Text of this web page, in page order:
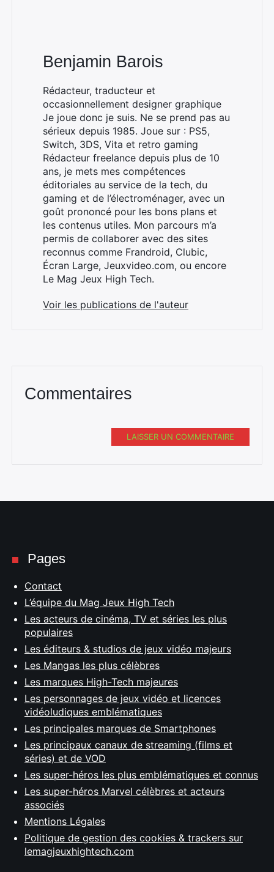
Benjamin Barois
Rédacteur, traducteur et
occasionnellement designer graphique
Je joue donc je suis. Ne se prend pas au
sérieux depuis 1985. Joue sur : PS5,
Switch, 3DS, Vita et retro gaming
Rédacteur freelance depuis plus de 10
ans, je mets mes compétences
éditoriales au service de la tech, du
gaming et de l’électroménager, avec un
goût prononcé pour les bons plans et
les contenus utiles. Mon parcours m’a
permis de collaborer avec des sites
reconnus comme Frandroid, Clubic,
Écran Large, Jeuxvideo.com, ou encore
Le Mag Jeux High Tech.
Voir les publications de l'auteur
Commentaires
LAISSER UN COMMENTAIRE
Pages
Contact
L’équipe du Mag Jeux High Tech
Les acteurs de cinéma, TV et séries les plus
populaires
Les éditeurs & studios de jeux vidéo majeurs
Les Mangas les plus célèbres
Les marques High-Tech majeures
Les personnages de jeux vidéo et licences
vidéoludiques emblématiques
Les principales marques de Smartphones
Les principaux canaux de streaming (films et
séries) et de VOD
Les super-héros les plus emblématiques et connus
Les super-héros Marvel célèbres et acteurs
associés
Mentions Légales
Politique de gestion des cookies & trackers sur
lemagjeuxhightech.com
Rechercher
: